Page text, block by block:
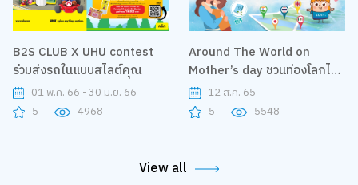
B2S CLUB X UHU contest
ร่วมส่งรถในแบบสไลต์คุณ
01 พ.ค. 66 - 30 มิ.ย. 66
5
4968
Around The World on
Mother’s day ชวนท่องโลกไป
พบกับวันแม่ พร้อม Workshop
สุด Exclusive
12 ส.ค. 65
5
5548
View all